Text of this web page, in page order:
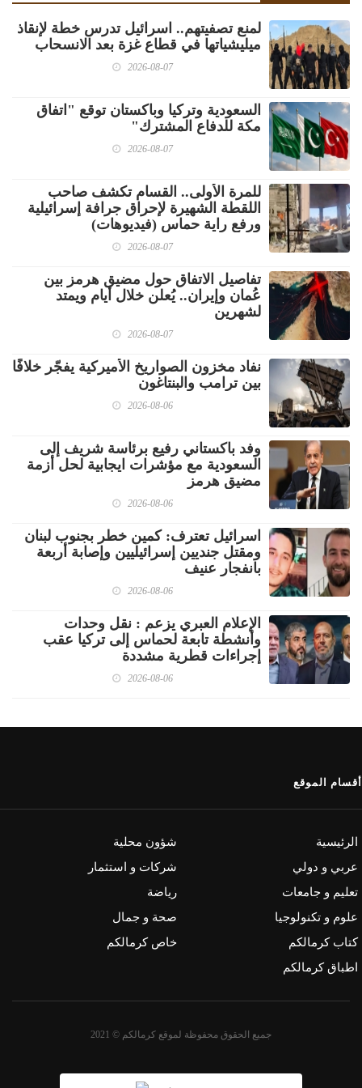
لمنع تصفيتهم.. اسرائيل تدرس خطة لإنقاذ
ميليشياتها في قطاع غزة بعد الانسحاب
2026-08-07
السعودية وتركيا وباكستان توقع "اتفاق
مكة للدفاع المشترك"
2026-08-07
للمرة الأولى.. القسام تكشف صاحب
اللقطة الشهيرة لإحراق جرافة إسرائيلية
ورفع راية حماس (فيديوهات)
2026-08-07
تفاصيل الاتفاق حول مضيق هرمز بين
عُمان وإيران.. يُعلن خلال أيام ويمتد
لشهرين
2026-08-07
نفاد مخزون الصواريخ الأميركية يفجّر خلافًا
بين ترامب والبنتاغون
2026-08-06
وفد باكستاني رفيع برئاسة شريف إلى
السعودية مع مؤشرات ايجابية لحل أزمة
مضيق هرمز
2026-08-06
اسرائيل تعترف: كمين خطر بجنوب لبنان
ومقتل جنديين إسرائيليين وإصابة أربعة
بانفجار عنيف
2026-08-06
الإعلام العبري يزعم : نقل وحدات
وأنشطة تابعة لحماس إلى تركيا عقب
إجراءات قطرية مشددة
2026-08-06
أقسام الموقع
الرئيسية
شؤون محلية
عربي و دولي
شركات و استثمار
تعليم و جامعات
رياضة
علوم و تكنولوجيا
صحة و جمال
كتاب كرمالكم
خاص كرمالكم
اطباق كرمالكم
جميع الحقوق محفوظة لموقع كرمالكم © 2021